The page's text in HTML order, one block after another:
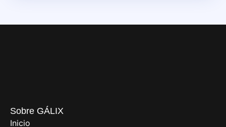
Sobre GÁLIX
Inicio